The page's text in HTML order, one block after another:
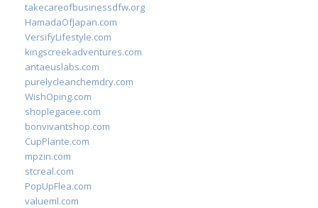
takecareofbusinessdfw.org
HamadaOfJapan.com
VersifyLifestyle.com
kingscreekadventures.com
antaeuslabs.com
purelycleanchemdry.com
WishOping.com
shoplegacee.com
bonvivantshop.com
CupPlante.com
mpzin.com
stcreal.com
PopUpFlea.com
valueml.com